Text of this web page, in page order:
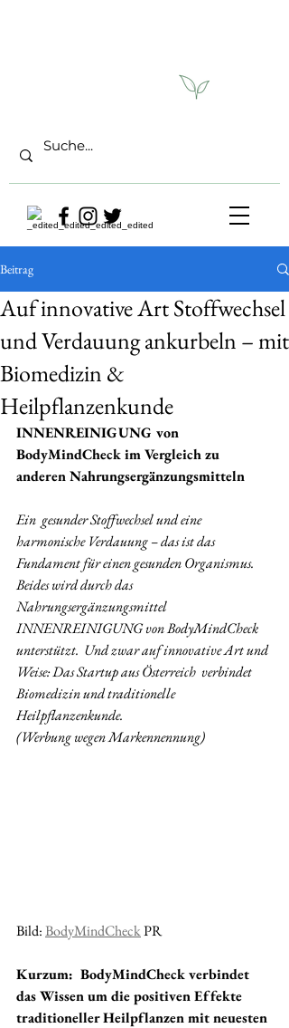
Beitrag
Auf innovative Art Stoffwechsel
und Verdauung ankurbeln – mit
Biomedizin &
Heilpflanzenkunde
INNENREINIGUNG von
BodyMindCheck im Vergleich zu
anderen Nahrungsergänzungsmitteln
Ein  gesunder Stoffwechsel und eine
harmonische Verdauung – das ist das
Fundament für einen gesunden Organismus.
Beides wird durch das
Nahrungsergänzungsmittel
INNENREINIGUNG von BodyMindCheck
unterstützt.  Und zwar auf innovative Art und
Weise: Das Startup aus Österreich  verbindet
Biomedizin und traditionelle
Heilpflanzenkunde.
(Werbung wegen Markennennung)
Bild: BodyMindCheck PR
Kurzum:  BodyMindCheck verbindet
das Wissen um die positiven Effekte
traditioneller Heilpflanzen mit neuesten